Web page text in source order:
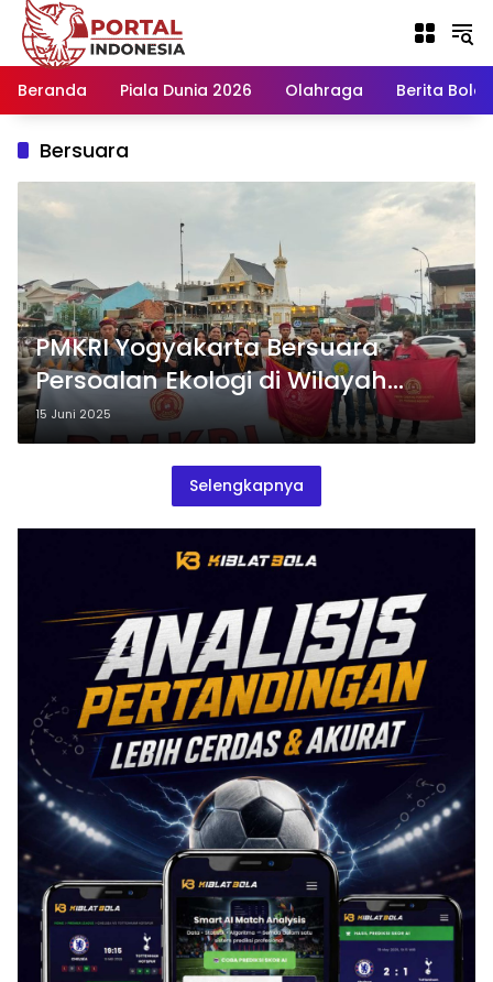
Langsung
konten
Beranda
Piala Dunia 2026 Olahraga Berita Bola
Bersuara
PMKRI Yogyakarta Bersuara
Persoalan Ekologi di Wilayah
Indonesia Timur
15 Juni 2025
Selengkapnya